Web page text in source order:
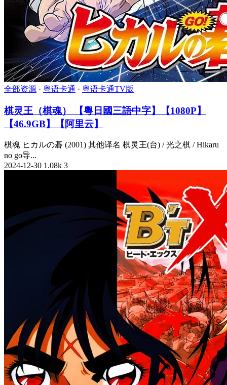
全部资源 · 粤语卡通 · 粤语卡通TV版
棋灵王（棋魂） 【粵日國三語中字】【1080P】
【46.9GB】【阿里云】
棋魂 ヒカルの碁 (2001) 其他译名 棋灵王(台) / 光之棋 / Hikaru
no go导...
2024-12-30 1.08k 3